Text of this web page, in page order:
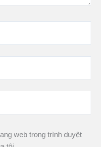
web trong trình duyệt